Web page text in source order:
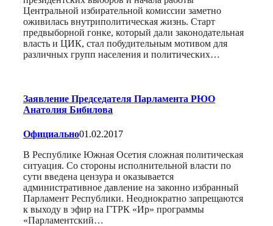
Центральной избирательной комиссии заметно
оживилась внутриполитическая жизнь. Старт
предвыборной гонке, который дали законодательная
власть и ЦИК, стал побудительным мотивом для
различных групп населения и политических…
Заявление Председателя Парламента РЮО
Анатолия Бибилова
Официально01.02.2017
В Республике Южная Осетия сложная политическая
ситуация. Со стороны исполнительной власти по
сути введена цензура и оказывается
административное давление на законно избранный
Парламент Республики. Неоднократно запрещаются
к выходу в эфир на ГТРК «Ир» программы
«Парламентский…